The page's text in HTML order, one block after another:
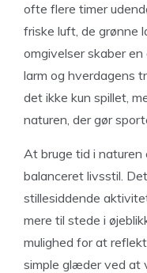
ofte flere timer
friske luft, de grønne
omgivelser skaber
larm og hverdagens
det ikke kun spillet,
naturen, der gør
At bruge tid i naturen
balanceret livsstil.
stillesiddende
mere til stede i
mulighed for at
simple glæder ved at